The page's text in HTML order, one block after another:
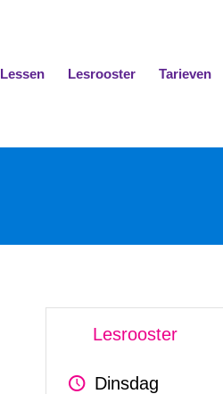
Lessen Lesrooster Tarieven
Lesrooster
Dinsdag